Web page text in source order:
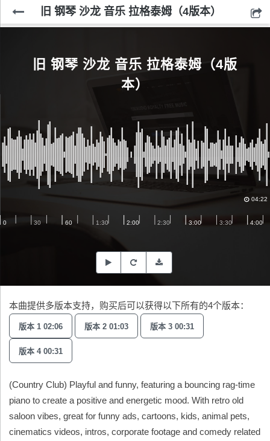
旧 钢琴 沙龙 音乐 拉格泰姆（4版本）
旧 钢琴 沙龙 音乐 拉格泰姆（4版
本）
04:22
本曲提供多版本支持，购买后可以获得以下所有的4个版本：
版本 1 02:06 版本 2 01:03 版本 3 00:31
版本 4 00:31
(Country Club) Playful and funny, featuring a bouncing rag-time
piano to create a positive and energetic mood. With retro old
saloon vibes, great for funny ads, cartoons, kids, animal pets,
cinematics videos, intros, corporate footage and comedy related